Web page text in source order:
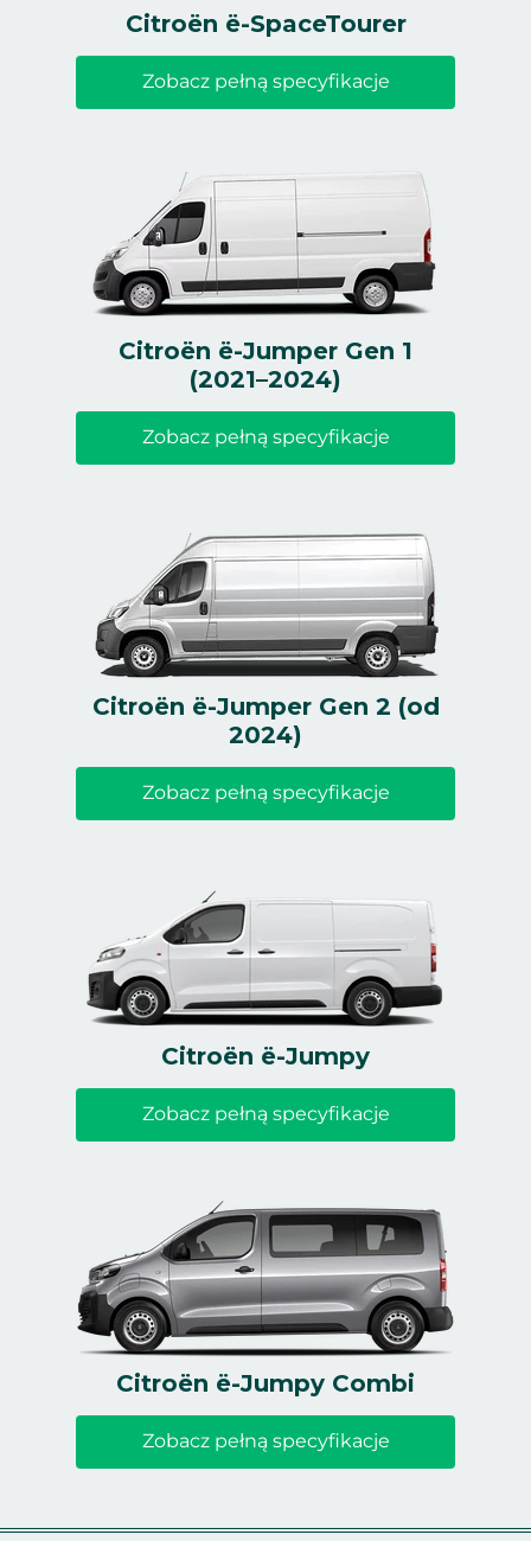
Citroën ë-Jumpy
Zobacz pełną specyfikacje
Citroën ë-Jumpy Combi
Zobacz pełną specyfikacje
Citroën ë-Jumper Gen 2 (od
2024)
Zobacz pełną specyfikacje
Citroën ë-Jumper Gen 1
(2021–2024)
Zobacz pełną specyfikacje
Citroën ë-SpaceTourer
Zobacz pełną specyfikacje